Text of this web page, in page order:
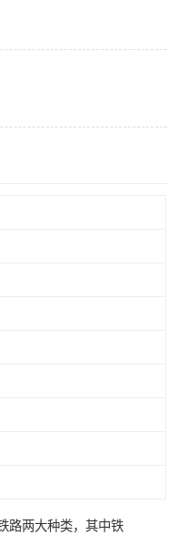
路两大种类，其中铁